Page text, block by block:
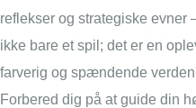
reflekser og strategiske evner
ikke bare et spil; det er en
farverig og spændende
Forbered dig på at guide din